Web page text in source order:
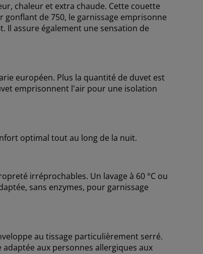
chaleur et extra chaude. Cette couette
de 750, le garnissage emprisonne
Il assure également une sensation de
européen. Plus la quantité de duvet est
emprisonnent l'air pour une isolation
optimal tout au long de la nuit.
irréprochables. Un lavage à 60 °C ou
sans enzymes, pour garnissage
au tissage particulièrement serré.
aux personnes allergiques aux